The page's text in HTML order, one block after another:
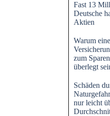
Fast 13
Deutsche
Aktien
Warum eine
zum
überlegt
Schäden
nur leicht